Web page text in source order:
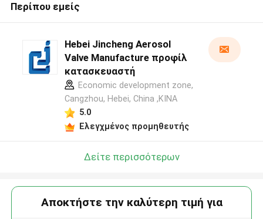
Περίπου εμείς
Hebei Jincheng Aerosol
Valve Manufacture προφίλ
κατασκευαστή
Economic development zone,
Cangzhou, Hebei, China ,ΚΙΝΑ
5.0
Ελεγχμένος προμηθευτής
Δείτε περισσότερων
Αποκτήστε την καλύτερη τιμή για